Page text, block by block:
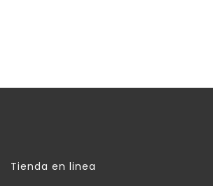
Tienda en linea